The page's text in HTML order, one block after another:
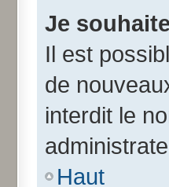
Je
Il est
de
interdit le
Haut